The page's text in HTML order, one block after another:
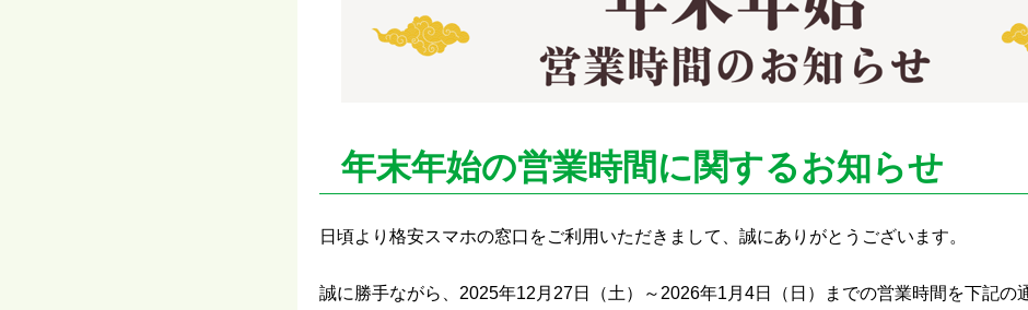
年末年始の営業時間に関するお知らせ
日頃より格安スマホの窓口をご利用いただきまして、誠にありがとうございます。
誠に勝手ながら、2025年12月27日（土）～2026年1月4日（日）までの営業時間を下記の